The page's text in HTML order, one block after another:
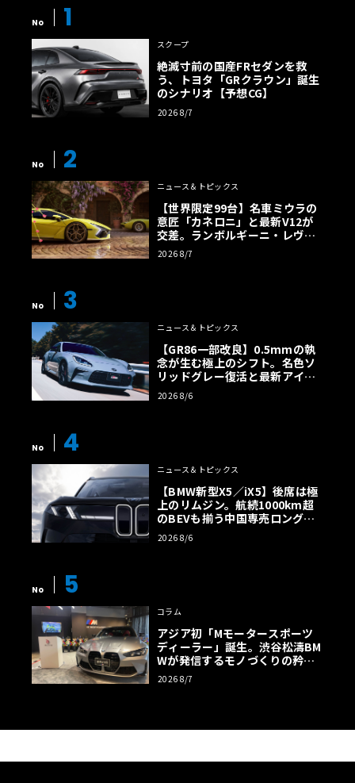
No 1
スクープ
絶滅寸前の国産FRセダンを救
う、トヨタ「GRクラウン」誕生
のシナリオ【予想CG】
2026 8/7
No 2
ニュース＆トピックス
【世界限定99台】名車ミウラの
意匠「カネロニ」と最新V12が
交差。ランボルギーニ・レヴエ
ルトに60周年記念車が登場
2026 8/7
No 3
ニュース＆トピックス
【GR86一部改良】0.5mmの執
念が生む極上のシフト。名色ソ
リッドグレー復活と最新アイサ
イトでFRの極みへ
2026 8/6
No 4
ニュース＆トピックス
【BMW新型X5／iX5】後席は極
上のリムジン。航続1000km超
のBEVも揃う中国専売ロング仕
様の全貌
2026 8/6
No 5
コラム
アジア初「Mモータースポーツ
ディーラー」誕生。渋谷松濤BM
Wが発信するモノづくりの矜持
【木下隆之コラム】
2026 8/7